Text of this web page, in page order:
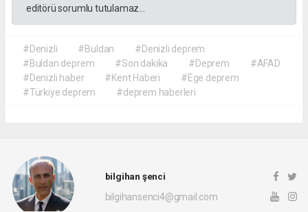
editörü sorumlu tutulamaz...
#Denizli #Buldan
#Denizli deprem
#Buldan deprem
#Son dakika #Deprem
#AFAD
#Denizli haber
#Kent Haberi
#Ege deprem
#Türkiye deprem
#deprem haberleri
bilgihan şenci
bilgihansenci4@gmail.com